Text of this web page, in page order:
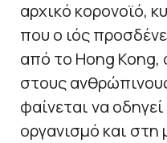
αρχικό κορονοϊό,
που ο ιός
από το Hong Kong,
στους
φαίνεται να
οργανισμό και